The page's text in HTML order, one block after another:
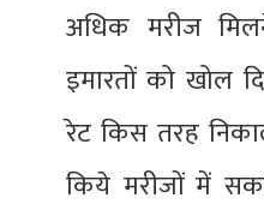
अधिक मरीज
इमारतों को खोल
रेट किस तरह
किये मरीजों में